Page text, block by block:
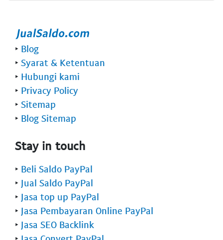
‣ Blog
‣ Syarat & Ketentuan
‣ Hubungi kami
‣ Privacy Policy
‣ Sitemap
‣ Blog Sitemap
Stay in touch
‣ Beli Saldo PayPal
‣ Jual Saldo PayPal
‣ Jasa top up PayPal
‣ Jasa Pembayaran Online PayPal
‣ Jasa SEO Backlink